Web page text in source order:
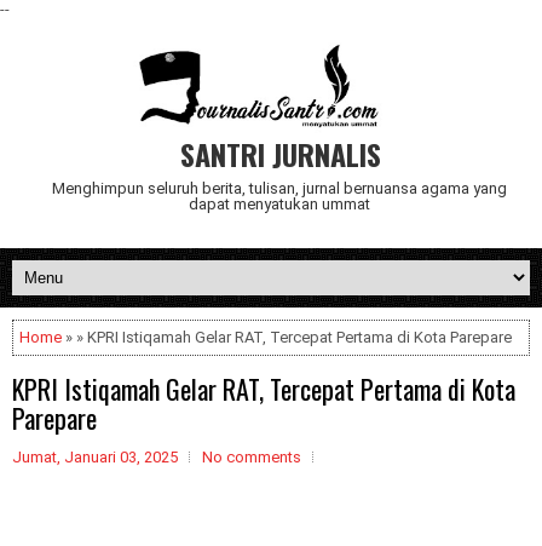
--
SANTRI JURNALIS
Menghimpun seluruh berita, tulisan, jurnal bernuansa agama yang
dapat menyatukan ummat
Home » » KPRI Istiqamah Gelar RAT, Tercepat Pertama di Kota Parepare
KPRI Istiqamah Gelar RAT, Tercepat Pertama di Kota
Parepare
Jumat, Januari 03, 2025 No comments